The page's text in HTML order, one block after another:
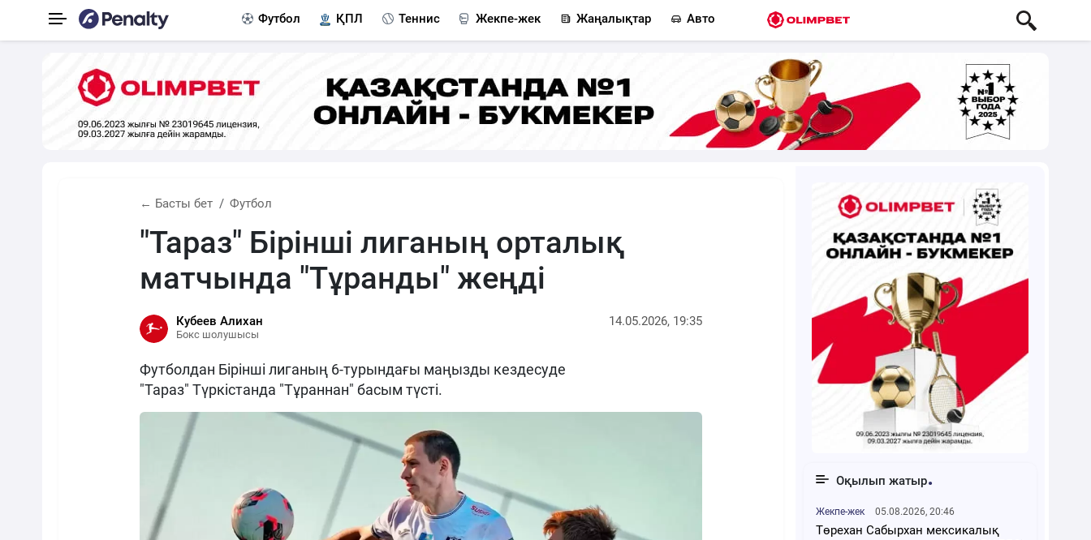
Футбол ҚПЛ Теннис Жекпе-жек Жаңалықтар Авто
← Басты бет Футбол
"Тараз" Бірінші лиганың орталық
матчында "Тұранды" жеңді
Кубеев Алихан
Бокс шолушысы
14.05.2026, 19:35
Футболдан Бірінші лиганың 6-турындағы маңызды кездесуде
"Тараз" Түркістанда "Тұраннан" басым түсті.
Оқылып жатыр
Жекпе-жек 05.08.2026, 20:46
Төрехан Сабырхан мексикалық